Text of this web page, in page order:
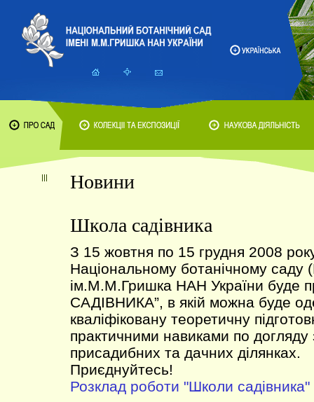
Новини
Школа садівника
З 15 жовтня по 15 грудня 2008
Національному ботанічному саду
ім.М.М.Гришка НАН України буде
САДІВНИКА”, в якій можна буде
кваліфіковану теоретичну
практичними навиками по
присадибних та дачних ділянках.
Приєднуйтесь!
Розклад роботи "Школи садівника"